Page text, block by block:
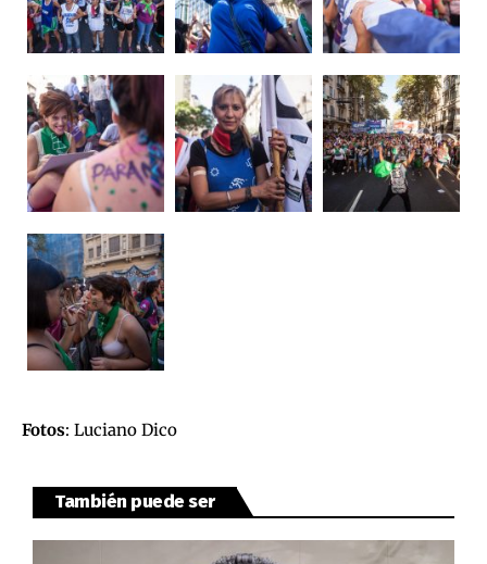
Fotos: Luciano Dico
También puede ser